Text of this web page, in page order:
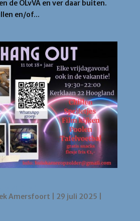
de OLvVA en ver daar buiten.
en/of...
Amersfoort 29 juli 2025